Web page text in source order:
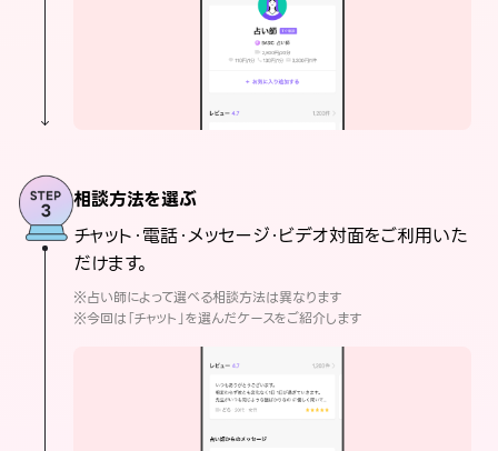
相談方法を選ぶ
チャット・電話・メッセージ・ビデオ対面をご利用いた
だけます。
※占い師によって選べる相談方法は異なります
※今回は「チャット」を選んだケースをご紹介します